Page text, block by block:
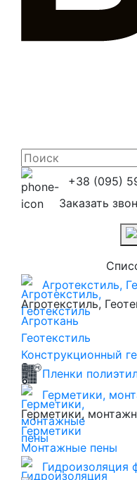
+38 (095)
Заказать
Агротекстиль,
Агротекстиль,
Агроткань
Геотекстиль
Конструкционный
Пленки
Герметики,
Герметики,
Герметики
Монтажные пены
Гидроизоляция